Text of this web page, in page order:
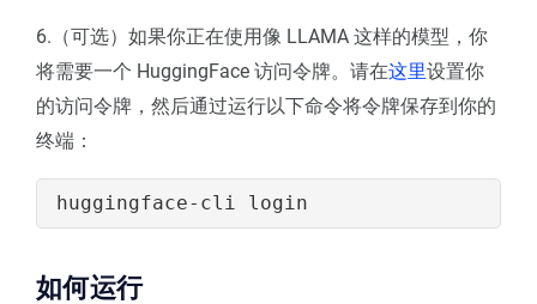
6.（可选）如果你正在使用像 LLAMA 这样的模型，你
将需要一个 HuggingFace 访问令牌。请在这里设置你
的访问令牌，然后通过运行以下命令将令牌保存到你的
终端：
如何运行